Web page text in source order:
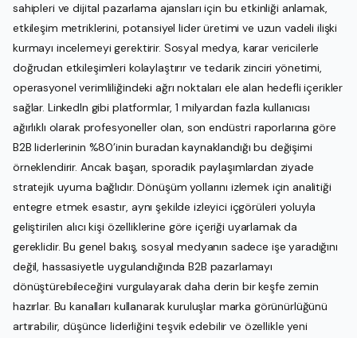
sahipleri ve dijital pazarlama ajansları için bu etkinliği anlamak,
etkileşim metriklerini, potansiyel lider üretimi ve uzun vadeli ilişki
kurmayı incelemeyi gerektirir. Sosyal medya, karar vericilerle
doğrudan etkileşimleri kolaylaştırır ve tedarik zinciri yönetimi,
operasyonel verimliliğindeki ağrı noktaları ele alan hedefli içerikler
sağlar. LinkedIn gibi platformlar, 1 milyardan fazla kullanıcısı
ağırlıklı olarak profesyoneller olan, son endüstri raporlarına göre
B2B liderlerinin %80’inin buradan kaynaklandığı bu değişimi
örneklendirir. Ancak başarı, sporadik paylaşımlardan ziyade
stratejik uyuma bağlıdır. Dönüşüm yollarını izlemek için analitiği
entegre etmek esastır, aynı şekilde izleyici içgörüleri yoluyla
geliştirilen alıcı kişi özelliklerine göre içeriği uyarlamak da
gereklidir. Bu genel bakış, sosyal medyanın sadece işe yaradığını
değil, hassasiyetle uygulandığında B2B pazarlamayı
dönüştürebileceğini vurgulayarak daha derin bir keşfe zemin
hazırlar. Bu kanalları kullanarak kuruluşlar marka görünürlüğünü
artırabilir, düşünce liderliğini teşvik edebilir ve özellikle yeni